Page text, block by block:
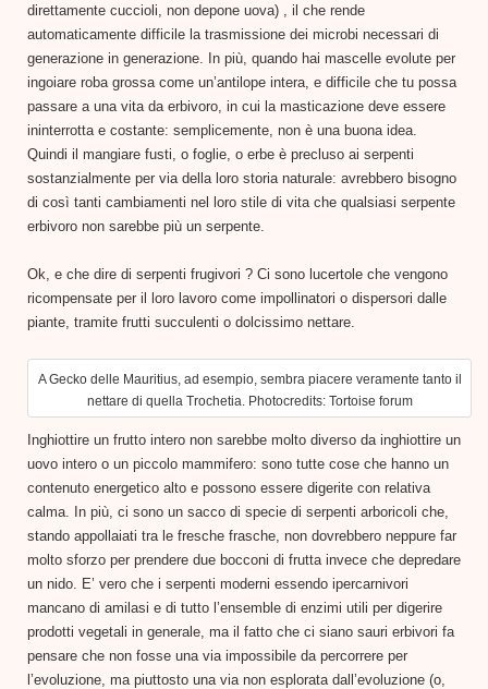
direttamente cuccioli, non depone uova) , il che rende
automaticamente difficile la trasmissione dei microbi necessari di
generazione in generazione. In più, quando hai mascelle evolute per
ingoiare roba grossa come un’antilope intera, e difficile che tu possa
passare a una vita da erbivoro, in cui la masticazione deve essere
ininterrotta e costante: semplicemente, non è una buona idea.
Quindi il mangiare fusti, o foglie, o erbe è precluso ai serpenti
sostanzialmente per via della loro storia naturale: avrebbero bisogno
di così tanti cambiamenti nel loro stile di vita che qualsiasi serpente
erbivoro non sarebbe più un serpente.
Ok, e che dire di serpenti frugivori ? Ci sono lucertole che vengono
ricompensate per il loro lavoro come impollinatori o dispersori dalle
piante, tramite frutti succulenti o dolcissimo nettare.
A Gecko delle Mauritius, ad esempio, sembra piacere veramente tanto il
nettare di quella Trochetia. Photocredits: Tortoise forum
Inghiottire un frutto intero non sarebbe molto diverso da inghiottire un
uovo intero o un piccolo mammifero: sono tutte cose che hanno un
contenuto energetico alto e possono essere digerite con relativa
calma. In più, ci sono un sacco di specie di serpenti arboricoli che,
stando appollaiati tra le fresche frasche, non dovrebbero neppure far
molto sforzo per prendere due bocconi di frutta invece che depredare
un nido. E’ vero che i serpenti moderni essendo ipercarnivori
mancano di amilasi e di tutto l’ensemble di enzimi utili per digerire
prodotti vegetali in generale, ma il fatto che ci siano sauri erbivori fa
pensare che non fosse una via impossibile da percorrere per
l’evoluzione, ma piuttosto una via non esplorata dall’evoluzione (o,